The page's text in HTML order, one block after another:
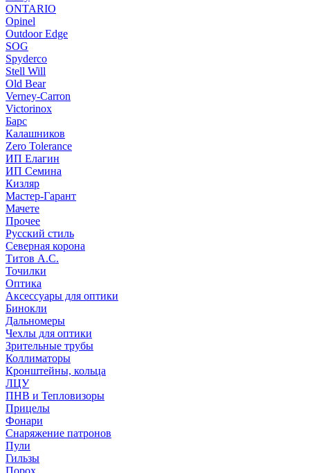
ONTARIO
Opinel
Outdoor Edge
SOG
Spyderco
Stell Will
Old Bear
Verney-Carron
Victorinox
Барс
Калашников
Zero Tolerance
ИП Елагин
ИП Семина
Кизляр
Мастер-Гарант
Мачете
Прочее
Русский стиль
Северная корона
Титов А.С.
Точилки
Оптика
Аксессуары для оптики
Бинокли
Дальномеры
Чехлы для оптики
Зрительные трубы
Коллиматоры
Кронштейны, кольца
ЛЦУ
ПНВ и Тепловизоры
Прицелы
Фонари
Снаряжение патронов
Пули
Гильзы
Порох